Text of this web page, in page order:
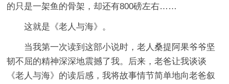
的只是一架鱼的骨架，却还有800磅左右……
这就是《老人与海》。
当我第一次读到这部小说时，老人桑提阿果爷爷坚
韧不屈的精神深深地震撼了我。后来，老爸让我谈谈
《老人与海》的读后感，我将故事情节简单地向老爸叙